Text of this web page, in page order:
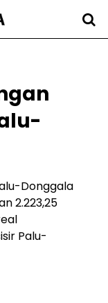
Donggala
2.223,25
Palu-